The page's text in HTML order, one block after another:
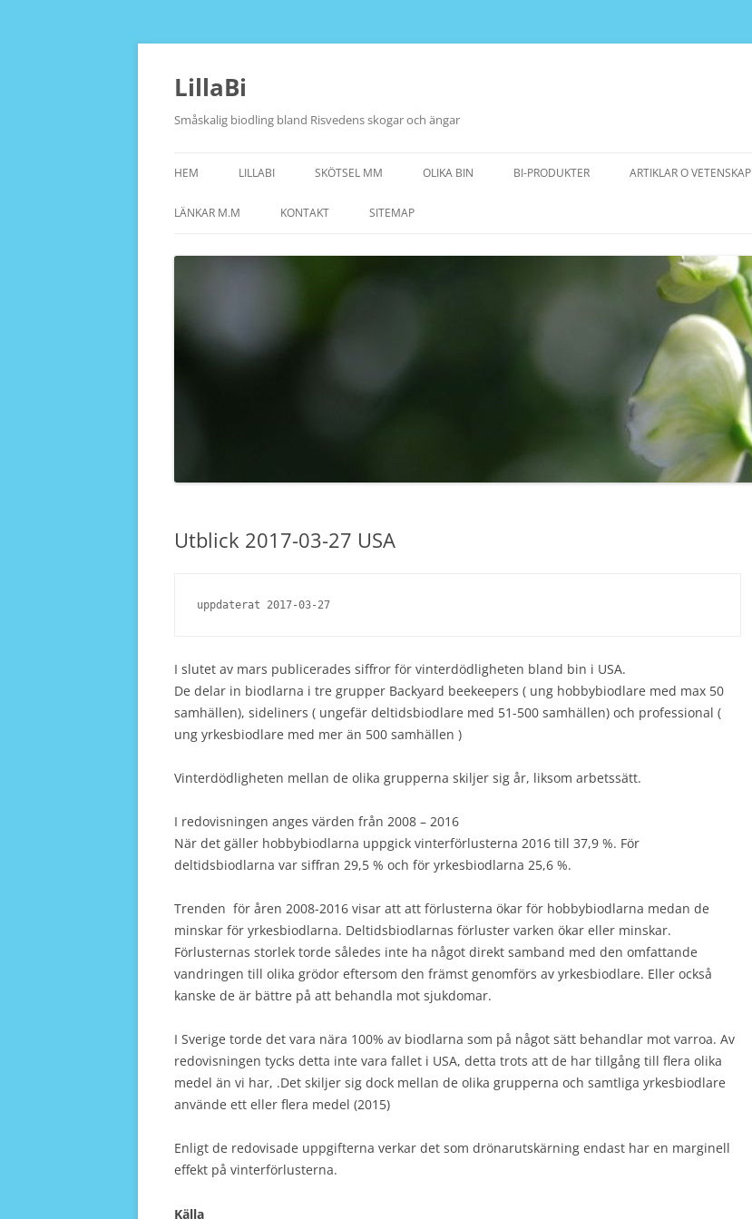
Hoppa
innehåll
LillaBi
Småskalig biodling bland Risvedens skogar och ängar
HEM LILLABI SKÖTSEL MM OLIKA BIN BI-PRODUKTER ARTIKLAR O VETENSKAP
LÄNKAR M.M KONTAKT SITEMAP
Utblick 2017-03-27 USA
uppdaterat 2017-03-27
I slutet av mars publicerades siffror för vinterdödligheten bland bin i USA.
De delar in biodlarna i tre grupper Backyard beekeepers ( ung hobbybiodlare med max 50
samhällen), sideliners ( ungefär deltidsbiodlare med 51-500 samhällen) och professional (
ung yrkesbiodlare med mer än 500 samhällen )
Vinterdödligheten mellan de olika grupperna skiljer sig år, liksom arbetssätt.
I redovisningen anges värden från 2008 – 2016
När det gäller hobbybiodlarna uppgick vinterförlusterna 2016 till 37,9 %. För
deltidsbiodlarna var siffran 29,5 % och för yrkesbiodlarna 25,6 %.
Trenden för åren 2008-2016 visar att att förlusterna ökar för hobbybiodlarna medan de
minskar för yrkesbiodlarna. Deltidsbiodlarnas förluster varken ökar eller minskar.
Förlusternas storlek torde således inte ha något direkt samband med den omfattande
vandringen till olika grödor eftersom den främst genomförs av yrkesbiodlare. Eller också
kanske de är bättre på att behandla mot sjukdomar.
I Sverige torde det vara nära 100% av biodlarna som på något sätt behandlar mot varroa. Av
redovisningen tycks detta inte vara fallet i USA, detta trots att de har tillgång till flera olika
medel än vi har, .Det skiljer sig dock mellan de olika grupperna och samtliga yrkesbiodlare
använde ett eller flera medel (2015)
Enligt de redovisade uppgifterna verkar det som drönarutskärning endast har en marginell
effekt på vinterförlusterna.
Källa